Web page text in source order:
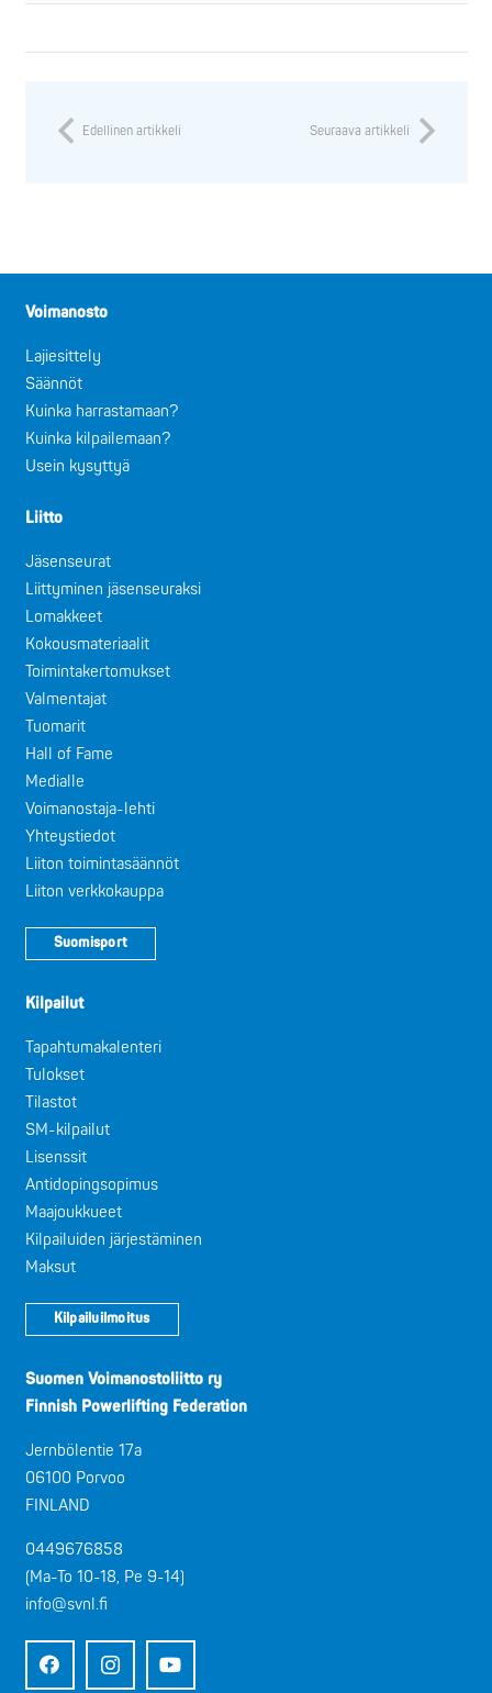
Edellinen artikkeli Seuraava artikkeli
Voimanosto
Lajiesittely
Säännöt
Kuinka harrastamaan?
Kuinka kilpailemaan?
Usein kysyttyä
Liitto
Jäsenseurat
Liittyminen jäsenseuraksi
Lomakkeet
Kokousmateriaalit
Toimintakertomukset
Valmentajat
Tuomarit
Hall of Fame
Medialle
Voimanostaja-lehti
Yhteystiedot
Liiton toimintasäännöt
Liiton verkkokauppa
Suomisport
Kilpailut
Tapahtumakalenteri
Tulokset
Tilastot
SM-kilpailut
Lisenssit
Antidopingsopimus
Maajoukkueet
Kilpailuiden järjestäminen
Maksut
Kilpailuilmoitus
Suomen Voimanostoliitto ry
Finnish Powerlifting Federation
Jernbölentie 17a
06100 Porvoo
FINLAND
0449676858
(Ma-To 10-18, Pe 9-14)
info@svnl.fi